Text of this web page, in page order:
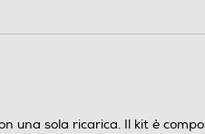
una sola ricarica. Il kit è